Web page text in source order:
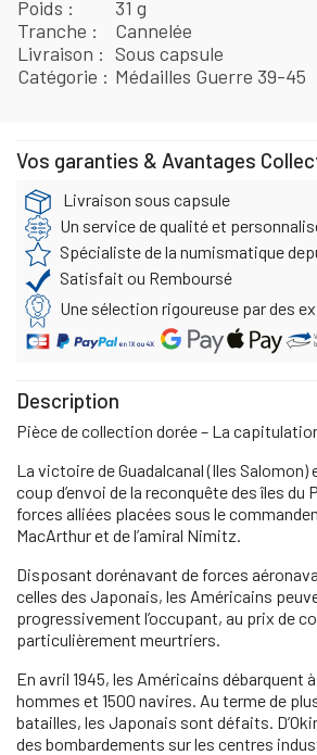
Poids
31 g
Tranche
Cannelée
Livraison
Sous capsule
Catégorie
Médailles Guerre 39-45
Vos garanties & Avantages
Livraison sous capsule
Un service de qualité et
Spécialiste de la numismatique
Satisfait ou Remboursé
Une sélection rigoureuse par des
Description
Pièce de collection dorée – La
La victoire de Guadalcanal (Iles Salomon)
coup d’envoi de la reconquête des îles du
forces alliées placées sous le
MacArthur et de l’amiral Nimitz.
Disposant dorénavant de forces
celles des Japonais, les Américains
progressivement l’occupant, au prix de
particulièrement meurtriers.
En avril 1945, les Américains débarquent
hommes et 1500 navires. Au terme de
batailles, les Japonais sont défaits.
des bombardements sur les centres